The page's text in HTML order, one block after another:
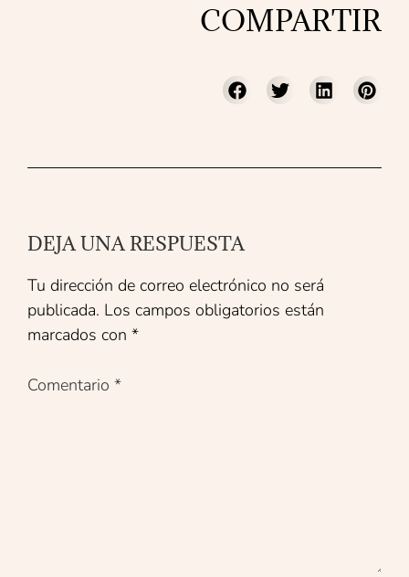
COMPARTIR
DEJA UNA RESPUESTA
Tu dirección de correo electrónico no será
publicada. Los campos obligatorios están
marcados con *
Comentario *